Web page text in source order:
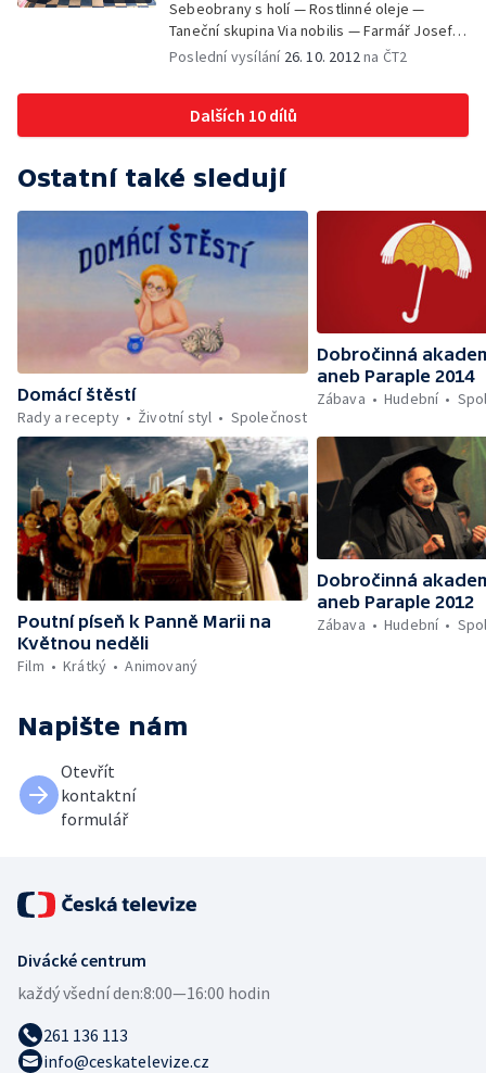
Sebeobrany s holí — Rostlinné oleje —
Taneční skupina Via nobilis — Farmář Josef
Brotánek
Poslední vysílání 26. 10. 2012 na ČT2
Dalších 10 dílů
Ostatní také sledují
Domácí štěstí
Rady a recepty
Životní styl Společnost
Dobročinná
aneb Paraple 2014
Zábava
Hudební
Poutní píseň k Panně Marii na
Květnou neděli
Film
Krátký Animovaný
Dobročinná
aneb Paraple 2012
Zábava
Hudební
Napište nám
Otevřít
kontaktní
formulář
Divácké centrum
každý všední den:8:00—16:00 hodin
261 136 113
info@ceskatelevize.cz